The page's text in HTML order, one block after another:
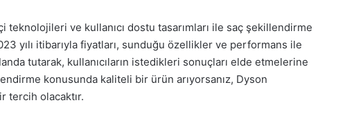
ve kullanıcı dostu tasarımları ile saç şekillendirme
yılı itibarıyla fiyatları, sunduğu özellikler ve performans ile
tutarak, kullanıcıların istedikleri sonuçları elde etmelerine
konusunda kaliteli bir ürün arıyorsanız, Dyson
tercih olacaktır.